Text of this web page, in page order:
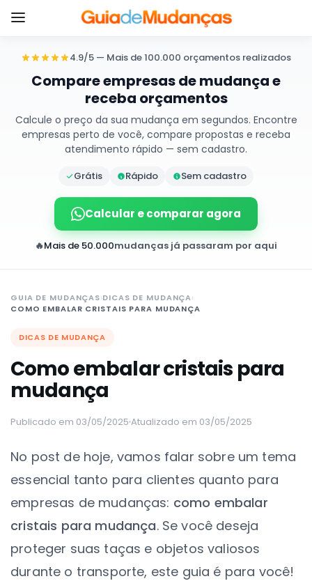
4.9/5 — Mais de 100.000 orçamentos realizados
Compare empresas de mudança e
receba orçamentos
Calcule o preço da sua mudança em segundos. Encontre
empresas perto de você, compare propostas e receba
atendimento rápido — sem cadastro.
Grátis Rápido Sem cadastro
Calcular e comparar agora
🔥Mais de 50.000mudanças já passaram por aqui
GUIA DE MUDANÇAS›DICAS DE MUDANÇA›
COMO EMBALAR CRISTAIS PARA MUDANÇA
DICAS DE MUDANÇA
Como embalar cristais para
mudança
Publicado em 03/05/2025 Atualizado em 03/05/2025
No post de hoje, vamos falar sobre um tema
essencial tanto para clientes quanto para
empresas de mudanças: como embalar
cristais para mudança. Se você deseja
proteger suas taças e objetos valiosos
durante o transporte, este guia é para você!